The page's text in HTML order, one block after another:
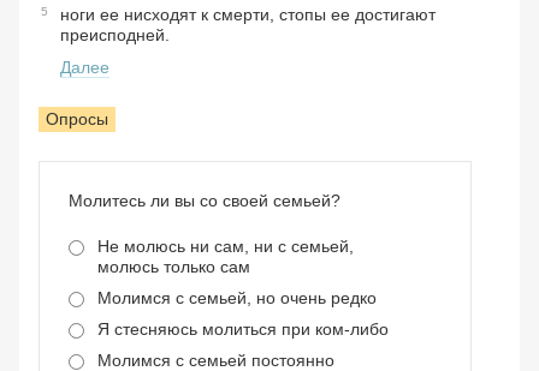
5
ноги ее нисходят к смерти, стопы ее достигают
преисподней.
Далее
Опросы
Молитесь ли вы со своей семьей?
Не молюсь ни сам, ни с семьей,
молюсь только сам
Молимся с семьей, но очень редко
Я стесняюсь молиться при ком-либо
Молимся с семьей постоянно